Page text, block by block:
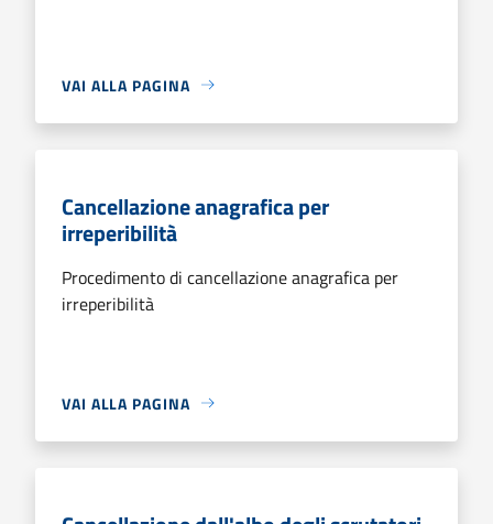
VAI ALLA PAGINA
Cancellazione anagrafica per
irreperibilità
Procedimento di cancellazione anagrafica per
irreperibilità
VAI ALLA PAGINA